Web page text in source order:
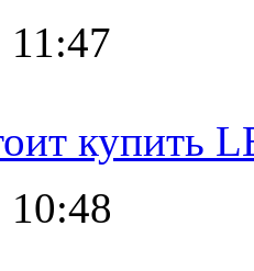
11:47
купить
10:48